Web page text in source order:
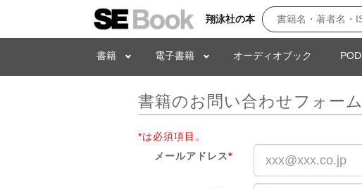
翔泳社の本
書籍 電子書籍 オーディオブック POD
書籍のお問い合わせフォーム
*は必須項目。
メールアドレス*